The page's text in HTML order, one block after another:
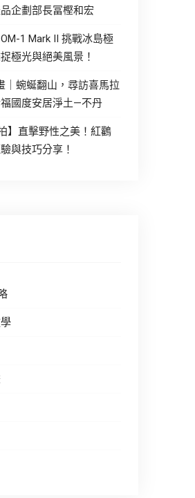
企劃部長冨樫和宏
1 Mark II 挑戰冰島極
極光與絕美風景！
｜蜿蜒翻山，尋訪喜馬拉
國度安居淨土—不丹
】直擊野性之美！紅鸛
與技巧分享！